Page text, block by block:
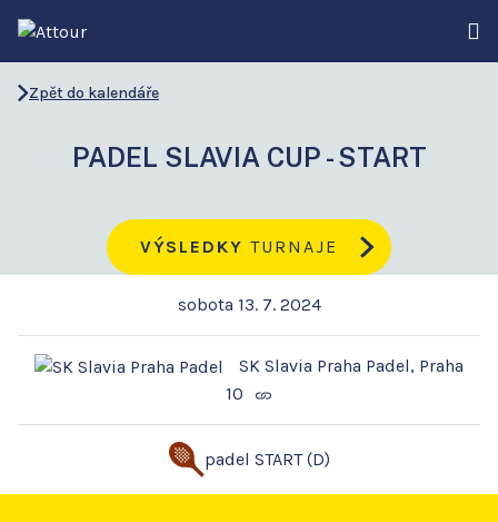
Zpět do kalendáře
PADEL SLAVIA CUP - START
VÝSLEDKY TURNAJE
sobota 13. 7. 2024
SK Slavia Praha Padel, Praha
10
padel START (D)